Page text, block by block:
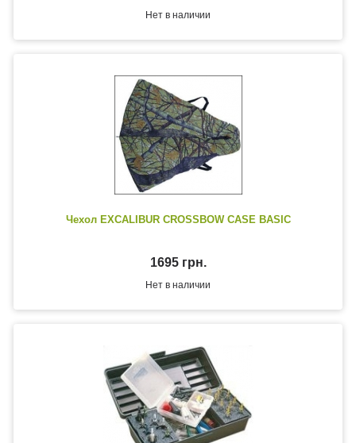
Нет в наличии
Чехол EXCALIBUR CROSSBOW CASE BASIC
1695 грн.
Нет в наличии